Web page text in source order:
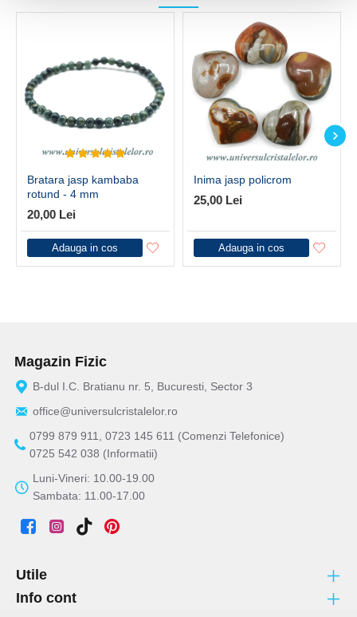
Bratara jasp kambaba
rotund - 4 mm
20,00 Lei
Adauga in cos
Inima jasp policrom
25,00 Lei
Adauga in cos
Magazin Fizic
B-dul I.C. Bratianu nr. 5, Bucuresti, Sector 3
office@universulcristalelor.ro
0799 879 911, 0723 145 611 (Comenzi Telefonice)
0725 542 038 (Informatii)
Luni-Vineri: 10.00-19.00
Sambata: 11.00-17.00
Utile
Info cont